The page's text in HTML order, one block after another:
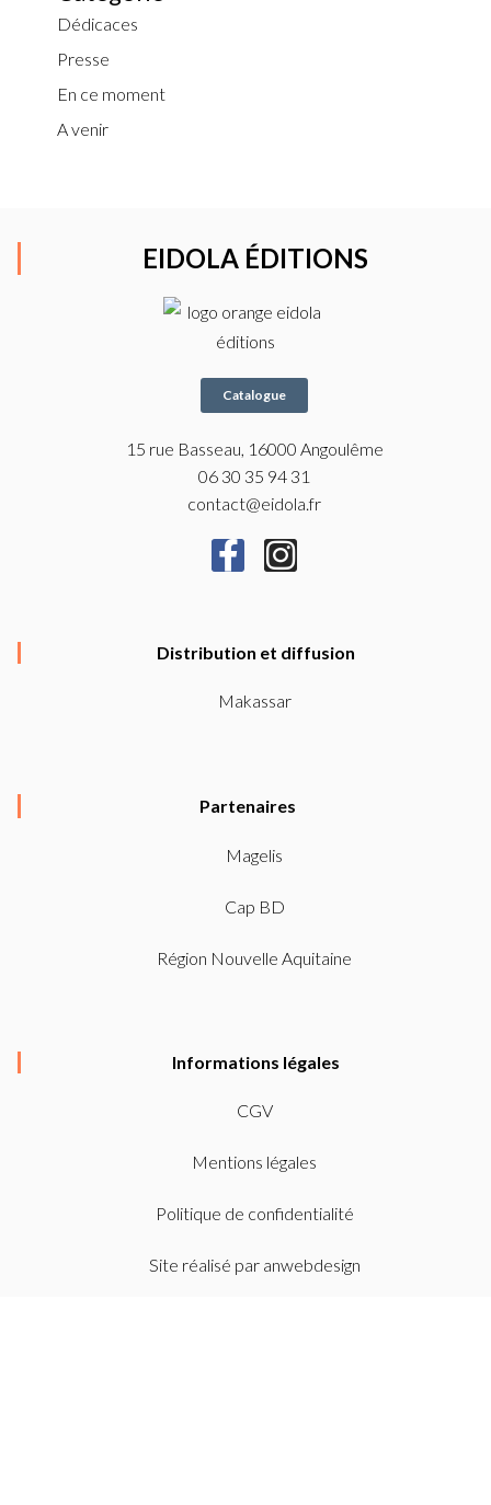
Dédicaces
Presse
En ce moment
Avenir
EIDOLA ÉDITIONS
Catalogue
15 rue Basseau, 16000 Angoulême
06 30 35 94 31
contact@eidola.fr
F
e
b
o
-
f
I
t
g
m
Distribution et diffusion
Makassar
Partenaires
Magelis
Cap BD
Région Nouvelle Aquitaine
Informations légales
CGV
Mentions légales
Politique de confidentialité
Site réalisé par anwebdesign